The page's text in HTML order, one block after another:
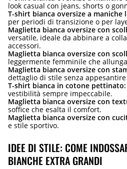
look casual con jeans, shorts o
T-shirt bianca oversize a maniche
per periodi di transizione o per
Maglietta bianca oversize con
versatile, ideale da abbinare a
accessori.
Maglietta bianca oversize con
leggermente femminile che
Maglietta bianca oversize con
dettaglio di stile senza
T-shirt bianca in cotone pettinato:
vestibilità sempre impeccabile.
Maglietta bianca oversize con
soffice che esalta il comfort.
Maglietta bianca oversize con
e stile sportivo.
IDEE DI STILE: COME
BIANCHE EXTRA GRANDI